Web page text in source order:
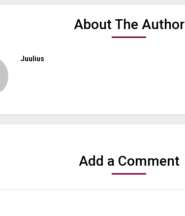
About The Author
Juulius
Add a Comment